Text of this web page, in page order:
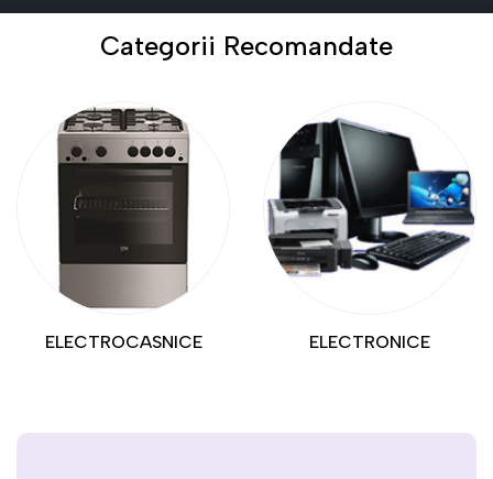
Categorii Recomandate
ELECTROCASNICE ELECTRONICE